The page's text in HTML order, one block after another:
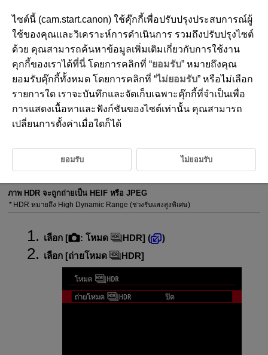
D388-083
โหมด HDR
การตั้งค่า [โหมด HDR]
เพื่อการไล่สีที่ดีขึ้นในพื้นที่ภาพที่มืด การถ่ายภาพ HDR จะสร้างภาพ HDR ที่
ชดเชยการสูญเสียรายละเอียดในพื้นที่เหล่านั้นด้วยการรวมภาพหลายภาพที่
ภาพ HDR จะถูกถ่ายเป็น HEIF หรือ JPEG
HDR หมายถึง High Dynamic Range (ช่วงรับแสงสูงพิเศษ)
เลือก [ : โหมด HDR] (
)
เลือก [ถ่ายโหมด HDR]
ไซต์นี้ (cam.start.canon) ใช้คุ๊กกี้เพื่อปรับปรุงประสบการณ์ผู้
ใช้ของคุณและวิเคราะห์การดำเนินการ รวมถึงปรับปรุงไซต์
ด้วย คุณสามารถค้นหาข้อมูลเพิ่มเติมเกี่ยวกับการใช้งาน
คุกกี้ของเราได้ที่นี่โดยการคลิกที่ “ยอมรับ” หมายถึงคุณ
ยอมรับคุ๊กกี้ทั้งหมด โดยการคลิกที่ “ไม่ยอมรับ” หรือไม่เลือก
รายการใด เราจะบันทึกและจัดเก็บเฉพาะคุ๊กกี้ที่จำเป็นเพื่อ
การแสดงเนื้อหาและฟังก์ชันของไซต์เท่านั้น คุณสามารถ
เปลี่ยนการตั้งค่าเมื่อใดก็ได้
ยอมรับ ไม่ยอมรับ